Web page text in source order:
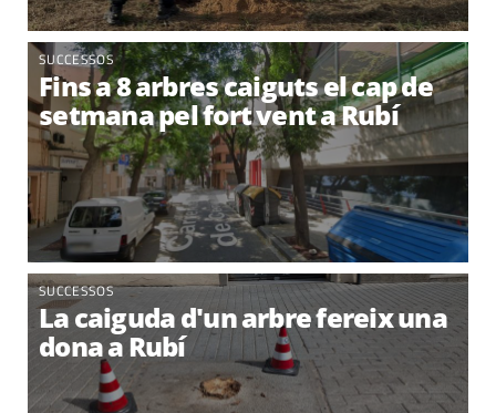
SUCCESSOS
Fins a 8 arbres caiguts el cap de
setmana pel fort vent a Rubí
SUCCESSOS
La caiguda d'un arbre fereix una
dona a Rubí